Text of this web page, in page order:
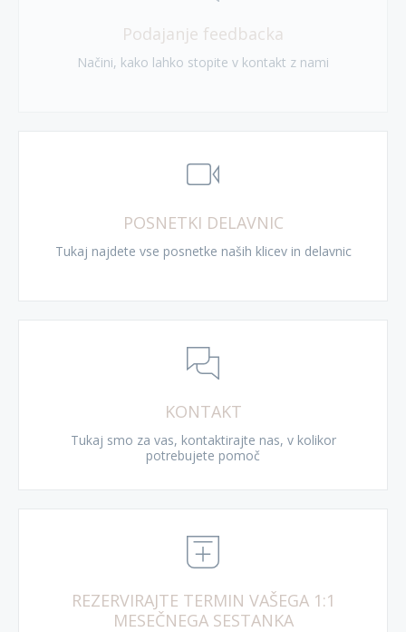
Podajanje feedbacka
Načini, kako lahko stopite v kontakt z nami
POSNETKI DELAVNIC
Tukaj najdete vse posnetke naših klicev in delavnic
KONTAKT
Tukaj smo za vas, kontaktirajte nas, v kolikor
potrebujete pomoč
REZERVIRAJTE TERMIN VAŠEGA 1:1
MESEČNEGA SESTANKA